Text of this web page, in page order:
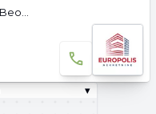
Učiteljsko Naselje, Zvezdara opština, Beograd
▾